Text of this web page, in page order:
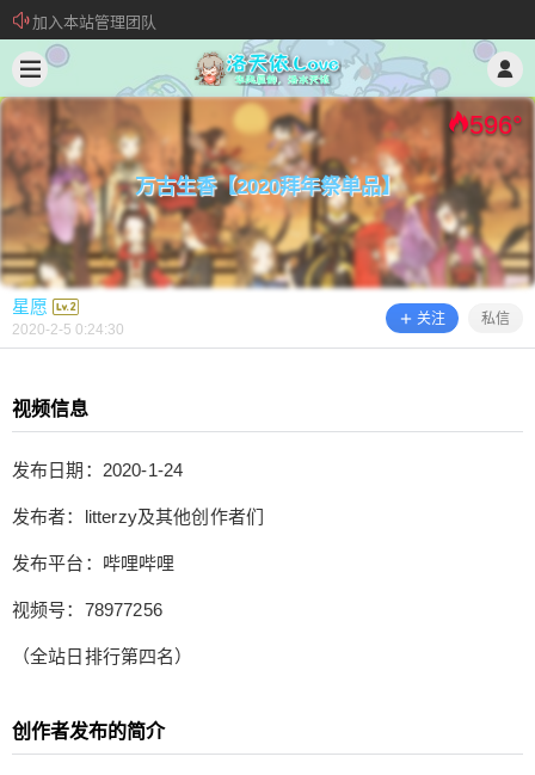
加入本站管理团队
新 • 文章发布须知
欢迎加入“VOCALOID洛天依“QQ群！
万古生香【2020拜年祭单品】
596°
星愿
2020-2-5 0:24:30
关注 私信
视频信息
发布日期：2020-1-24
发布者：litterzy及其他创作者们
发布平台：哔哩哔哩
视频号：78977256
（全站日排行第四名）
创作者发布的简介
星愿 @ 洛天依.Love
万古生香【2020拜年祭单品】
视频信息 发布日期：2020-1-24 发布者：litterzy及
其他创作者们 发布平台：哔哩哔哩 视频号：78977
256 （全站日排行第四名） 创作者发布的简介 万古
千秋，代代有玲珑气象。 风云史往，页页赋秀骨生
清光满堂， 蘸笔天河绘万古生香， 史笔滔滔烟霞绣
明辨残稿谁秋水一双， 书阁深处篆隶流芳， 断简遗
篇挥毫续兴亡， 谁 白草胡笳烽燧长， 将半生哀毁
扫描二维码继续阅读